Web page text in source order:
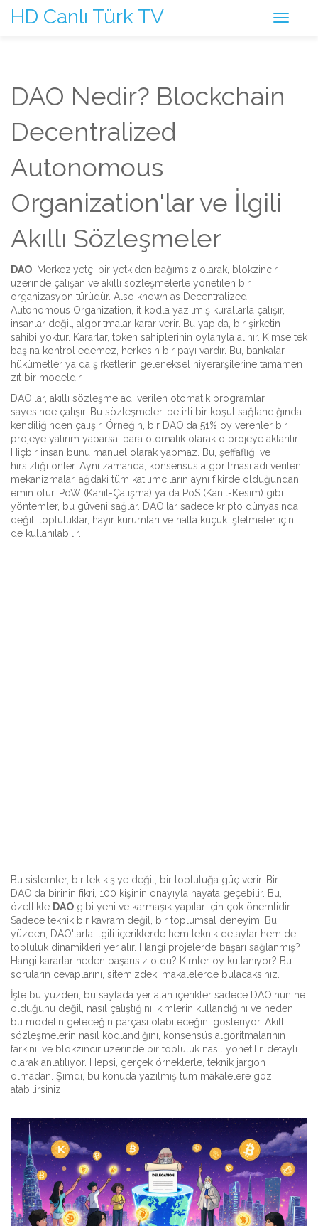
HD Canlı Türk TV
DAO Nedir? Blockchain
Decentralized
Autonomous
Organization'lar ve İlgili
Akıllı Sözleşmeler
DAO Merkeziyetçi bir yetkiden bağımsız olarak, blokzincir
üzerinde çalışan ve akıllı sözleşmelerle yönetilen bir
organizasyon türüdür. Also known as Decentralized
Autonomous Organization , it kodla yazılmış kurallarla çalışır,
insanlar değil, algoritmalar karar verir. Bu yapıda, bir şirketin
sahibi yoktur. Kararlar, token sahiplerinin oylarıyla alınır. Kimse tek
başına kontrol edemez, herkesin bir payı vardır. Bu, bankalar,
hükümetler ya da şirketlerin geleneksel hiyerarşilerine tamamen
zıt bir modeldir.
DAO'lar, akıllı sözleşme adı verilen otomatik programlar
sayesinde çalışır. Bu sözleşmeler, belirli bir koşul sağlandığında
kendiliğinden çalışır. Örneğin, bir DAO'da 51% oy verenler bir
projeye yatırım yaparsa, para otomatik olarak o projeye aktarılır.
Hiçbir insan bunu manuel olarak yapmaz. Bu, şeffaflığı ve
hırsızlığı önler. Aynı zamanda,
konsensüs algoritması adı verilen
mekanizmalar, ağdaki tüm katılımcıların aynı fikirde olduğundan
emin olur. PoW (Kanıt-Çalışma) ya da PoS (Kanıt-Kesim) gibi
yöntemler, bu güveni sağlar. DAO'lar sadece kripto dünyasında
değil, topluluklar, hayır kurumları ve hatta küçük işletmeler için
de kullanılabilir.
Bu sistemler, bir tek kişiye değil, bir topluluğa güç verir. Bir
DAO'da birinin fikri, 100 kişinin onayıyla hayata geçebilir. Bu,
özellikle DAO gibi yeni ve karmaşık yapılar için çok önemlidir.
Sadece teknik bir kavram değil, bir toplumsal deneyim. Bu
yüzden, DAO'larla ilgili içeriklerde hem teknik detaylar hem de
topluluk dinamikleri yer alır. Hangi projelerde başarı sağlanmış?
Hangi kararlar neden başarısız oldu? Kimler oy kullanıyor? Bu
soruların cevaplarını, sitemizdeki makalelerde bulacaksınız.
İşte bu yüzden, bu sayfada yer alan içerikler sadece DAO'nun ne
olduğunu değil, nasıl çalıştığını, kimlerin kullandığını ve neden
bu modelin geleceğin parçası olabileceğini gösteriyor. Akıllı
sözleşmelerin nasıl kodlandığını, konsensüs algoritmalarının
farkını, ve blokzincir üzerinde bir topluluk nasıl yönetilir, detaylı
olarak anlatılıyor. Hepsi, gerçek örneklerle, teknik jargon
olmadan. Şimdi, bu konuda yazılmış tüm makalelere göz
atabilirsiniz.